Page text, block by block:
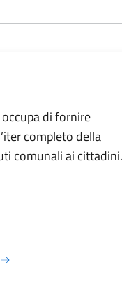
di fornire
completo della
comunali ai cittadini.